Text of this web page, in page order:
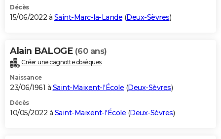
Décès
15/06/2022 à Saint-Marc-la-Lande (Deux-Sèvres)
Alain BALOGE (60 ans)
Créer une cagnotte obsèques
Naissance
23/06/1961 à Saint-Maixent-l'École (Deux-Sèvres)
Décès
10/05/2022 à Saint-Maixent-l'École (Deux-Sèvres)